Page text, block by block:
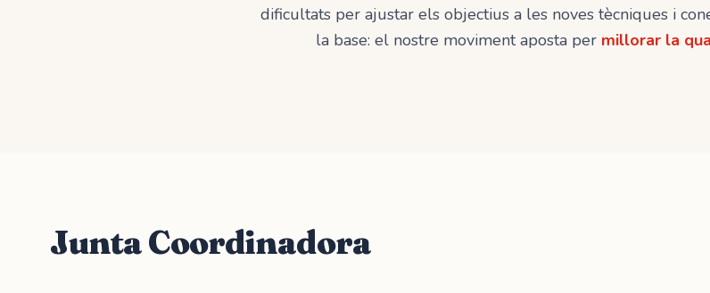
dificultats per ajustar els objectius a les noves tècniques i
la base: el nostre moviment aposta per millorar la
Junta Coordinadora